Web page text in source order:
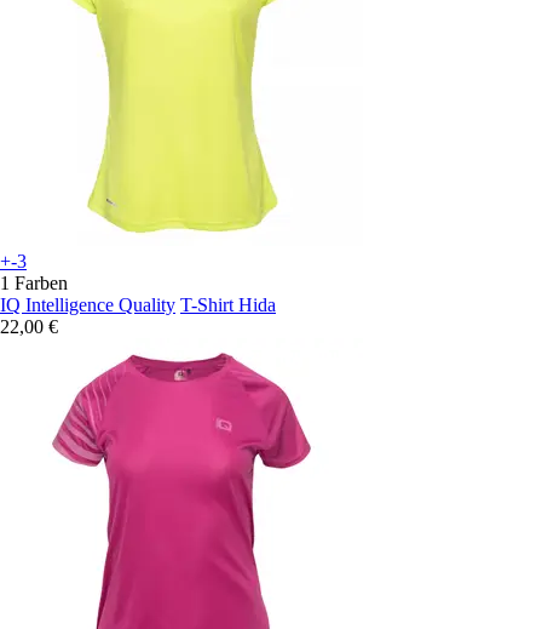
+-3
1 Farben
IQ Intelligence Quality T-Shirt Hida
22,00 €